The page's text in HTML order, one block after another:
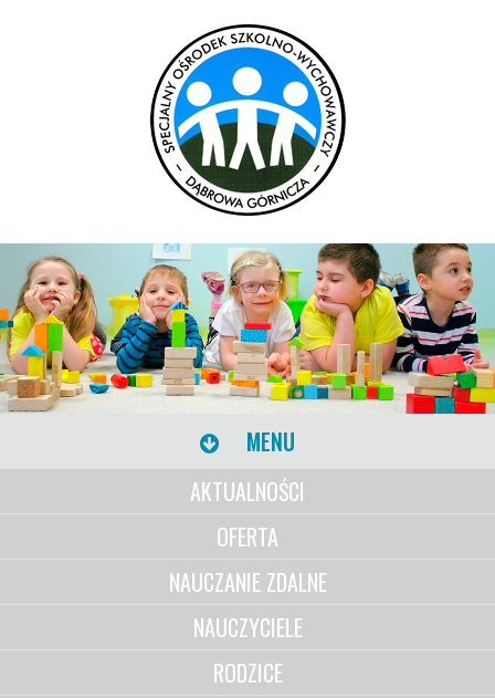
MENU
AKTUALNOŚCI
OFERTA
NAUCZANIE ZDALNE
NAUCZYCIELE
RODZICE